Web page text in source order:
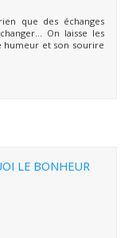
que des échanges
On laisse les
humeur et son sourire
LE BONHEUR